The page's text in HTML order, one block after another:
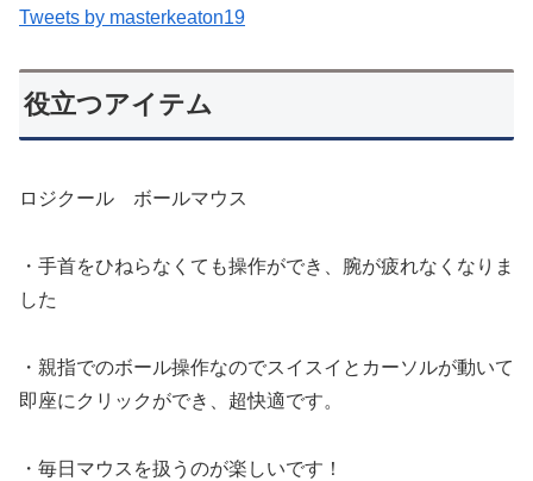
Tweets by masterkeaton19
役立つアイテム
ロジクール ボールマウス
・手首をひねらなくても操作ができ、腕が疲れなくなりま
した
・親指でのボール操作なのでスイスイとカーソルが動いて
即座にクリックができ、超快適です。
・毎日マウスを扱うのが楽しいです！